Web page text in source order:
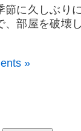
節に久しぶり
、部屋を破壊
»